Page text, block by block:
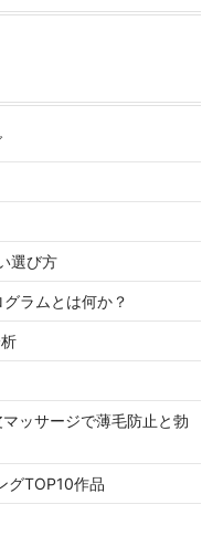
選び方
ラムとは何か？
ッサージで薄毛防止と勃
グTOP10作品